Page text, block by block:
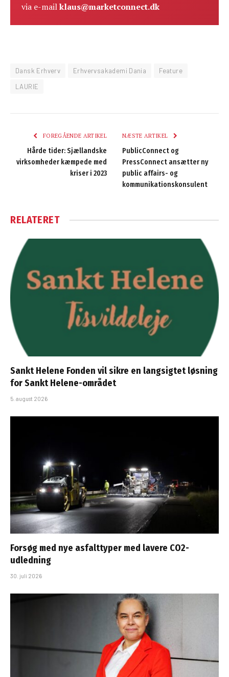
via e-mailklaus@marketconnect.dk
Dansk Erhverv Erhvervsakademi Dania
Feature
LAURIE
FOREGÅENDE ARTIKEL
Hårde tider: Sjællandske
virksomheder kæmpede med
kriser i 2023
NÆSTE ARTIKEL
PublicConnect og
PressConnect ansætter ny
public affairs- og
kommunikationskonsulent
RELATERET
Sankt Helene Fonden vil sikre en langsigtet løsning
for Sankt Helene-området
5. august 2026
Forsøg med nye asfalttyper med lavere CO2-
udledning
30. juli 2026